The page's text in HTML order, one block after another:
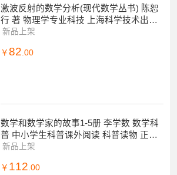
激波反射的数学分析(现代数学丛书) 陈恕
行 著 物理学专业科技 上海科学技术出版
社
新品上架
￥ 82 .00
数学和数学家的故事1-5册 李学数 数学科
普 中小学生科普课外阅读 科普读物 正版
图书籍 上海科学技术出版社 世纪出版
新品上架
￥ 112.00